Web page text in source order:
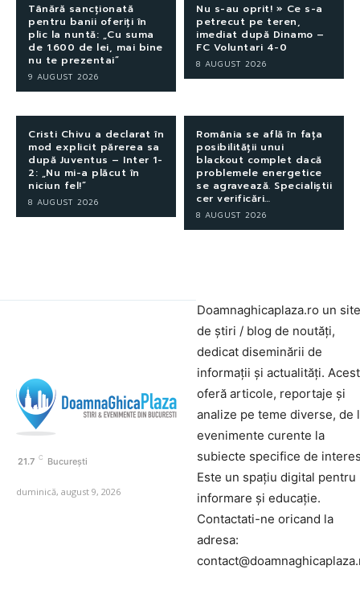
Tânără sancționată
pentru banii oferiți în
plic la nuntă: „Cu suma
de 1.600 de lei, mai bine
nu te prezentai”
9 AUGUST 2026
Nu s-au oprit! » Ce s-a
petrecut pe teren,
imediat după Dinamo –
FC Voluntari 4-0
8 AUGUST 2026
Cristi Chivu a declarat în
mod explicit părerea sa
după Juventus – Inter 1-
2: „Nu mi-a plăcut în
niciun fel!”
8 AUGUST 2026
România se află în fața
posibilității unui
blackout complet dacă
problemele energetice
se agravează. Specialiștii
cer verificări…
8 AUGUST 2026
21.7 C București
duminică, august 9, 2026
Doamnaghicaplaza.ro un site
de știri / blog de noutăți,
dedicat diseminării de
informații și actualități.
oferă articole, reportaje și
analize pe teme diverse, de
evenimente curente la
subiecte specifice de
Este un spațiu digital pentru
informare și educație.
Contactati-ne oricand la
adresa: